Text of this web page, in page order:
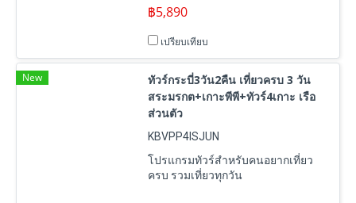
฿5,890
เปรียบเทียบ
New
ทัวร์กระบี่3วัน2คืน เที่ยวครบ 3 วัน
สระมรกต+เกาะพีพี+ทัวร์4เกาะ เรือ
ส่วนตัว
KBVPP4ISJUN
โปรแกรมทัวร์สำหรับคนอยากเที่ยว
ครบ รวมเที่ยวทุกวัน